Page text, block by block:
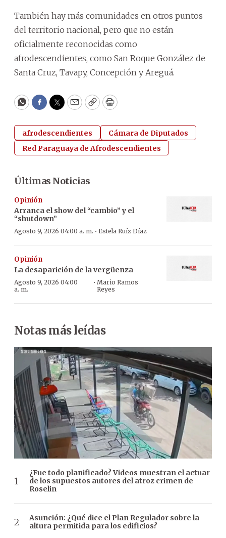
También hay más comunidades en otros puntos
del territorio nacional, pero que no están
oficialmente reconocidas como
afrodescendientes, como San Roque González de
Santa Cruz, Tavapy, Concepción y Areguá.
WhatsApp
Facebook
Twitter
EmailCopyPrint
afrodescendientes
Cámara de Diputados
Red Paraguaya de Afrodescendientes
Últimas Noticias
Opinión
Arranca el show del “cambio” y el
“shutdown”
Agosto 9, 2026 04:00 a. m. · Estela Ruíz Díaz
Opinión
La desaparición de la vergüenza
Agosto 9, 2026 04:00
a. m.
· Mario Ramos
Reyes
Notas más leídas
¿Fue todo planificado? Videos muestran el actuar
de los supuestos autores del atroz crimen de
Roselin
Asunción: ¿Qué dice el Plan Regulador sobre la
altura permitida para los edificios?